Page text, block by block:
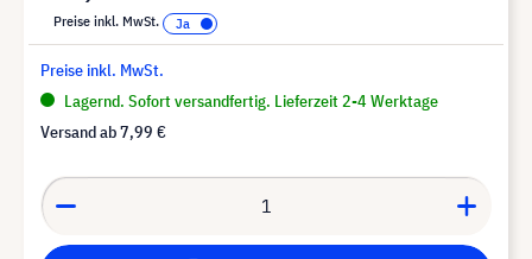
Preise inkl. MwSt.
Preise inkl. MwSt.
Lagernd. Sofort versandfertig. Lieferzeit 2-4 Werktage
Versand ab7,99 €